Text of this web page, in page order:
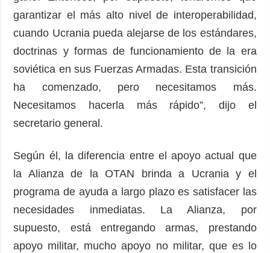
garantizar el más alto nivel de interoperabilidad,
cuando Ucrania pueda alejarse de los estándares,
doctrinas y formas de funcionamiento de la era
soviética en sus Fuerzas Armadas. Esta transición
ha comenzado, pero necesitamos más.
Necesitamos hacerla más rápido”, dijo el
secretario general.
Según él, la diferencia entre el apoyo actual que
la Alianza de la OTAN brinda a Ucrania y el
programa de ayuda a largo plazo es satisfacer las
necesidades inmediatas. La Alianza, por
supuesto, está entregando armas, prestando
apoyo militar, mucho apoyo no militar, que es lo